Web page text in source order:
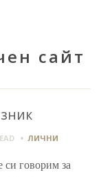
сайт
ЛИЧНИ
си говорим за